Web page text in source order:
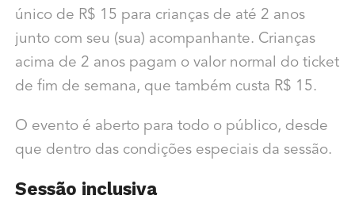
único de R$ 15 para crianças de até 2 anos
junto com seu (sua) acompanhante. Crianças
acima de 2 anos pagam o valor normal do ticket
de fim de semana, que também custa R$ 15.
O evento é aberto para todo o público, desde
que dentro das condições especiais da sessão.
Sessão inclusiva